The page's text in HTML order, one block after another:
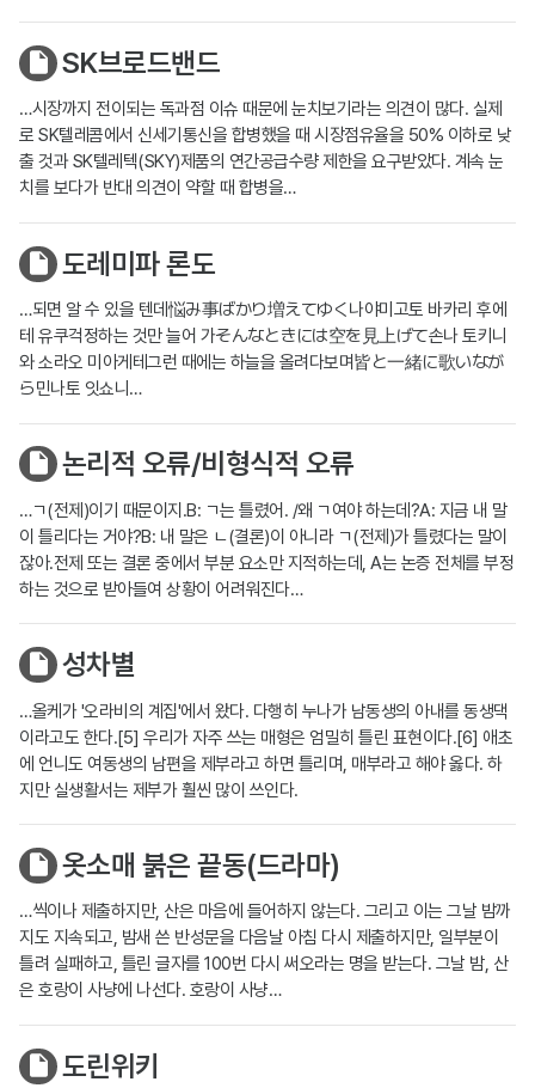
SK브로드밴드
…시장까지 전이되는 독과점 이슈 때문에 눈치보기라는 의견이 많다. 실제
로 SK텔레콤에서 신세기통신을 합병했을 때 시장점유율을 50% 이하로 낮
출 것과 SK텔레텍(SKY)제품의 연간공급수량 제한을 요구받았다. 계속 눈
치를 보다가 반대 의견이 약할 때 합병을…
도레미파 론도
…되면 알 수 있을 텐데悩み事ばかり増えてゆく나야미고토 바카리 후에
테 유쿠걱정하는 것만 늘어 가そんなときには空を見上げて손나 토키니
와 소라오 미아게테그런 때에는 하늘을 올려다보며皆と一緒に歌いなが
ら민나토 잇쇼니…
논리적 오류/비형식적 오류
…ㄱ(전제)이기 때문이지.B: ㄱ는 틀렸어. /왜 ㄱ여야 하는데?A: 지금 내 말
이 틀리다는 거야?B: 내 말은 ㄴ(결론)이 아니라 ㄱ(전제)가 틀렸다는 말이
잖아.전제 또는 결론 중에서 부분 요소만 지적하는데, A는 논증 전체를 부정
하는 것으로 받아들여 상황이 어려워진다…
성차별
…올케가 '오라비의 계집'에서 왔다. 다행히 누나가 남동생의 아내를 동생댁
이라고도 한다.[5] 우리가 자주 쓰는 매형은 엄밀히 틀린 표현이다.[6] 애초
에 언니도 여동생의 남편을 제부라고 하면 틀리며, 매부라고 해야 옳다. 하
지만 실생활서는 제부가 훨씬 많이 쓰인다.
옷소매 붉은 끝동(드라마)
…씩이나 제출하지만, 산은 마음에 들어하지 않는다. 그리고 이는 그날 밤까
지도 지속되고, 밤새 쓴 반성문을 다음날 아침 다시 제출하지만, 일부분이
틀려 실패하고, 틀린 글자를 100번 다시 써오라는 명을 받는다. 그날 밤, 산
은 호랑이 사냥에 나선다. 호랑이 사냥…
도린위키